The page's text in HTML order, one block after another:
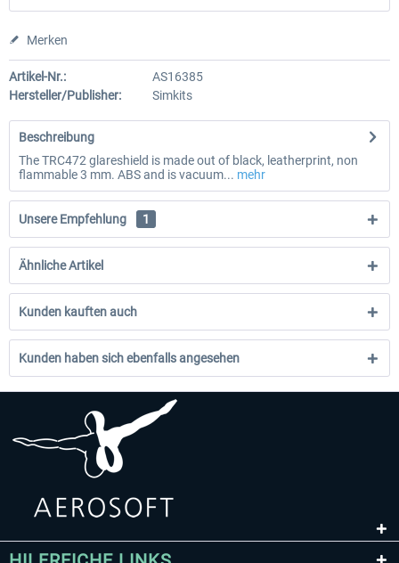
Merken
Artikel-Nr.:
AS16385
Hersteller/Publisher:
Simkits
Beschreibung
The TRC472 glareshield is made out of black, leatherprint, non
flammable 3 mm. ABS and is vacuum... mehr
Unsere Empfehlung 1
Ähnliche Artikel
Kunden kauften auch
Kunden haben sich ebenfalls angesehen